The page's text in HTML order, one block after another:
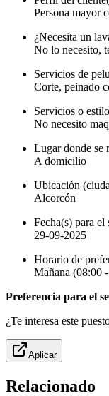
Persona mayor
¿Necesita un
No lo necesito,
Servicios de
Corte, peinado
Servicios o
No necesito
Lugar donde se
A domicilio
Ubicación
Alcorcón
Fecha(s) para
29-09-2025
Horario de
Mañana (08:00
Preferencia para el
¿Te interesa este
Aplicar
Relacionado